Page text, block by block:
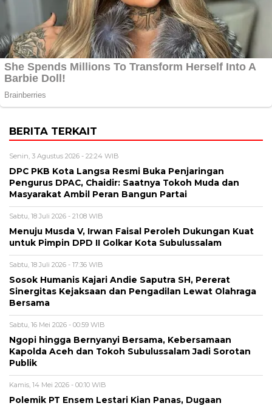
BERITA TERKAIT
Senin, 3 Agustus 2026 - 22:24 WIB
DPC PKB Kota Langsa Resmi Buka Penjaringan
Pengurus DPAC, Chaidir: Saatnya Tokoh Muda dan
Masyarakat Ambil Peran Bangun Partai
Sabtu, 18 Juli 2026 - 21:08 WIB
Menuju Musda V, Irwan Faisal Peroleh Dukungan Kuat
untuk Pimpin DPD II Golkar Kota Subulussalam
Sabtu, 18 Juli 2026 - 17:36 WIB
Sosok Humanis Kajari Andie Saputra SH, Pererat
Sinergitas Kejaksaan dan Pengadilan Lewat Olahraga
Bersama
Sabtu, 16 Mei 2026 - 00:59 WIB
Ngopi hingga Bernyanyi Bersama, Kebersamaan
Kapolda Aceh dan Tokoh Subulussalam Jadi Sorotan
Publik
Kamis, 14 Mei 2026 - 00:10 WIB
Polemik PT Ensem Lestari Kian Panas, Dugaan